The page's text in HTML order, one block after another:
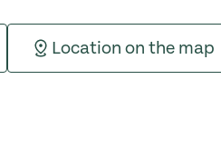
Location on the map